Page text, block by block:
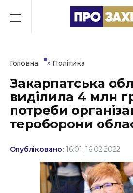
до
Культура
Освіта
Політика
Соціум
Головна » Політика
Закарпатська
виділила 4 млн
потреби
тероборони
Опубліковано: 16:01, 16.02.2022